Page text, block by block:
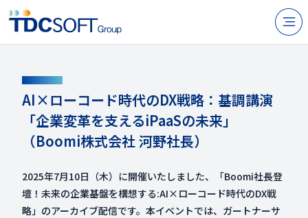
企業情報
IR情報
ニュース
サステナビリティ
CONTACT
AI×ローコード時代のDX戦略：基調講演
「企業変革を支えるiPaaSの未来」
（Boomi株式会社 河野社長）
2025年7月10日（木）に開催いたしました、「Boomi社長登
壇！未来の企業基盤を構想する:AI×ローコード時代のDX戦
略」のアーカイブ配信です。本イベントでは、ガートナーサ